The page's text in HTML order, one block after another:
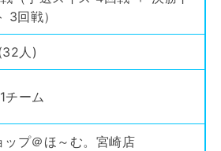
3回戦）
人)
ーム
ップ＠ほ～む。宮崎店